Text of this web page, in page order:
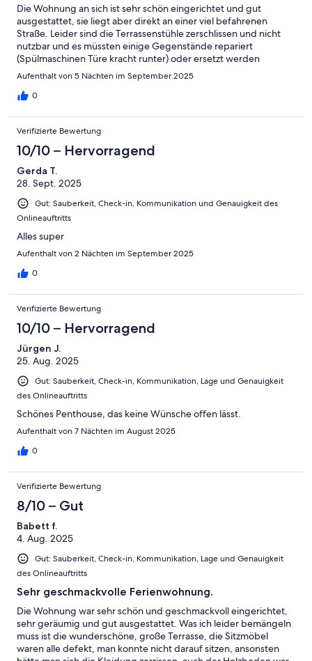
Die Wohnung an sich ist sehr schön eingerichtet und gut
ausgestattet, sie liegt aber direkt an einer viel befahrenen
Straße. Leider sind die Terrassenstühle zerschlissen und nicht
nutzbar und es müssten einige Gegenstände repariert
(Spülmaschinen Türe kracht runter) oder ersetzt werden
(Kaffeemaschine tropft und fehlen Teile, Matratzen und Sofa
sind bereits durchgelegen). Trotzdem ist die Wohnung
empfehlenswert, wenn man fast nur zum Schlafen dort ist. Die
unkompliziert.
Aufenthalt von 5 Nächten im September 2025
0
Verifizierte Bewertung
10/10 – Hervorragend
Gerda T.
28. Sept. 2025
Gut: Sauberkeit, Check-in, Kommunikation und Genauigkeit des
Onlineauftritts
Alles super
Aufenthalt von 2 Nächten im September 2025
0
Verifizierte Bewertung
10/10 – Hervorragend
Jürgen J.
25. Aug. 2025
Gut: Sauberkeit, Check-in, Kommunikation, Lage und Genauigkeit
des Onlineauftritts
Schönes Penthouse, das keine Wünsche offen lässt.
Aufenthalt von 7 Nächten im August 2025
0
Verifizierte Bewertung
8/10 – Gut
Babett f.
4. Aug. 2025
Gut: Sauberkeit, Check-in, Kommunikation, Lage und Genauigkeit
des Onlineauftritts
Sehr geschmackvolle Ferienwohnung.
Die Wohnung war sehr schön und geschmackvoll eingerichtet,
sehr geräumig und gut ausgestattet. Was ich leider bemängeln
muss ist die wunderschöne, große Terrasse, die Sitzmöbel
waren alle defekt, man konnte nicht darauf sitzen, ansonsten